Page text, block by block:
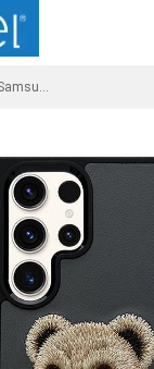
Nimmy Samsung S23 Ultra Bear Series Füme Telefon Kılıfı